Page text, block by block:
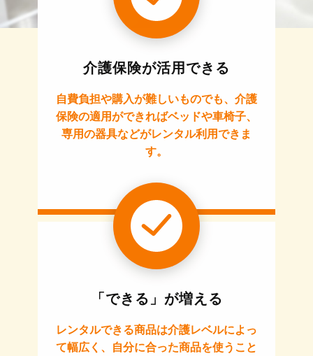
介護保険が活用できる
自費負担や購入が難しいものでも、介護
保険の適用ができればベッドや車椅子、
専用の器具などがレンタル利用できま
す。
「できる」が増える
レンタルできる商品は介護レベルによっ
て幅広く、自分に合った商品を使うこと